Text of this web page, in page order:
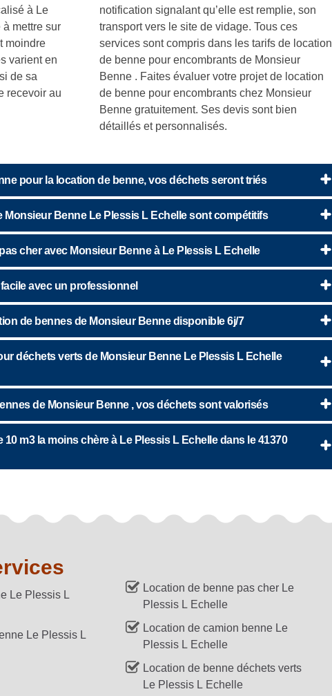
à Le
mettre sur
moindre
varient en
de sa
recevoir au
notification signalant qu’elle est remplie, son
transport vers le site de vidage. Tous ces
services sont compris dans les tarifs de location
de benne pour encombrants de Monsieur
Benne . Faites évaluer votre projet de location
de benne pour encombrants chez Monsieur
Benne gratuitement. Ses devis sont bien
détaillés et personnalisés.
pour la location de benne, vos déchets seront triés
Monsieur Benne Le Plessis L Echelle sont compétitifs
cher avec Monsieur Benne à Le Plessis L Echelle
avec un professionnel
de bennes de Monsieur Benne disponible 6j/7
déchets verts de Monsieur Benne Le Plessis L Echelle
de Monsieur Benne , vos déchets sont valorisés
m3 la moins chère à Le Plessis L Echelle dans le 41370
Le Plessis L
Le Plessis L
Location de benne pas cher Le
Plessis L Echelle
Location de camion benne Le
Plessis L Echelle
Location de benne déchets verts
Le Plessis L Echelle